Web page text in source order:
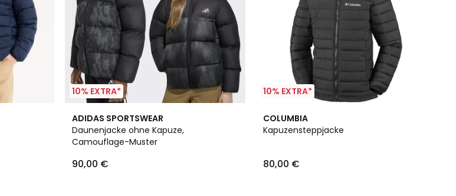
10% EXTRA*
ADIDAS SPORTSWEAR
Daunenjacke ohne Kapuze,
Camouflage-Muster
90,00 €
10% EXTRA*
COLUMBIA
Kapuzensteppjacke
80,00 €